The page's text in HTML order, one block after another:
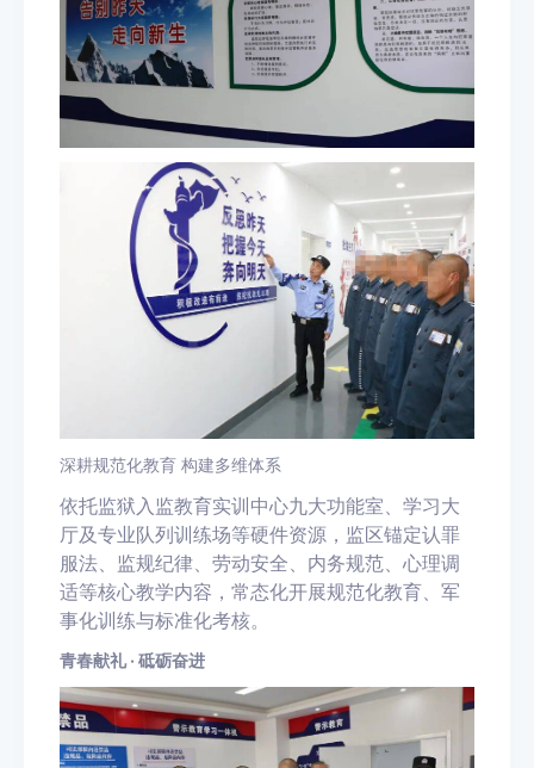
深耕规范化教育 构建多维体系
依托监狱入监教育实训中心九大功能室、学习大
厅及专业队列训练场等硬件资源，监区锚定认罪
服法、监规纪律、劳动安全、内务规范、心理调
适等核心教学内容，常态化开展规范化教育、军
事化训练与标准化考核。
青春献礼· 砥砺奋进